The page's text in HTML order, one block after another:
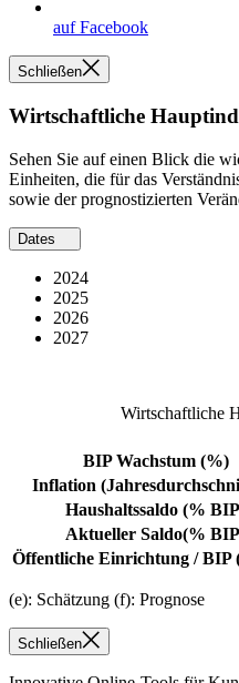
auf Facebook
Schließen
Wirtschaftliche
Sehen Sie auf einen Blick die
Einheiten, die für das
sowie der prognostizierten
Dates
2024
2025
2026
2027
Wirtschaftliche
BIP Wachstum (%)
Inflation
Haushaltssaldo (%
Aktueller Saldo(%
Öffentliche Einrichtung / BIP
(e): Schätzung (f): Prognose
Schließen